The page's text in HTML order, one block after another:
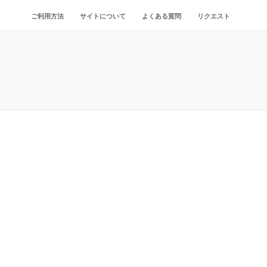
ご利用方法 サイトについて よくある質問 リクエスト